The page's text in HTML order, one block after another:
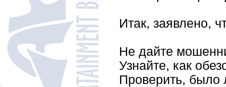
Итак, заявлено,
Не дайте
Узнайте, как
Проверить, было